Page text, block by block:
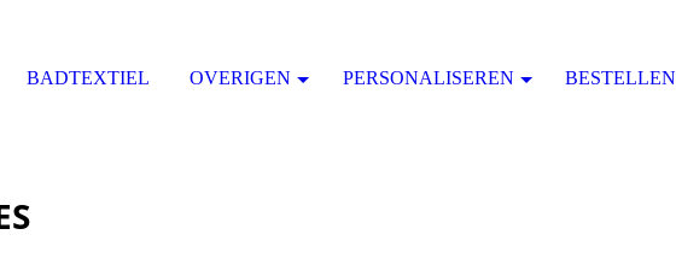
BADTEXTIEL OVERIGEN PERSONALISEREN BESTELLEN